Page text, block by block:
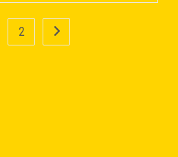
2 Ir a la página siguiente